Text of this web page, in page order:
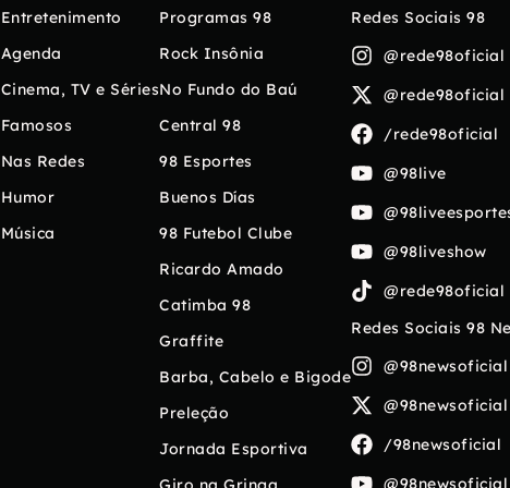
Entretenimento
Agenda
Cinema, TV e Séries
Famosos
Nas Redes
Humor
Música
Programas 98
Rock Insônia
No Fundo do Baú
Central 98
98 Esportes
Buenos Días
98 Futebol Clube
Ricardo Amado
Catimba 98
Graffite
Barba, Cabelo e Bigode
Preleção
Jornada Esportiva
Redes Sociais 98
@rede98oficial
@rede98oficial
/rede98oficial
@98live
@98liveshow
@rede98oficial
Redes Sociais 98
@98newsoficial
@98newsoficial
/98newsoficial
@98newsoficial